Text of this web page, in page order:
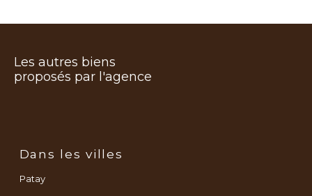
Les autres biens
proposés par l'agence
Dans les villes
Patay